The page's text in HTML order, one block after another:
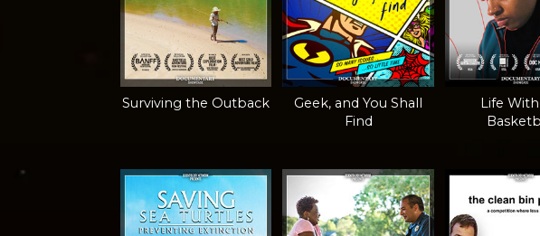
Surviving the Outback
Geek, and You Shall
Find
Life